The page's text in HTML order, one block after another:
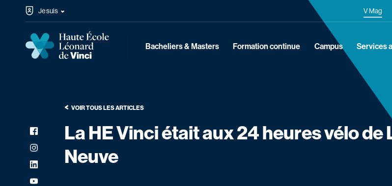
Haute École Léonard de Vinci
Bacheliers & Masters
Formation continue Campus Services
V Mag
Réseaux sociaux
Facebook
Instagram
LinkedIn
YouTube
Je suis
VOIR TOUS LES ARTICLES
La HE Vinci était aux 24 heures vélo de
Neuve